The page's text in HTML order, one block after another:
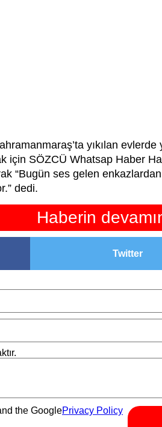
yıkılan
SÖZCÜ Whatsap Haber
“Bugün ses gelen
dedi.
Haberin
Twitter
the GooglePrivacy Policy